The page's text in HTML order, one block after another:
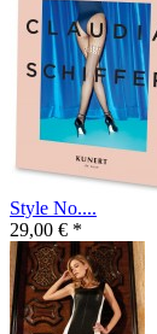
Style No....
29,00 € *